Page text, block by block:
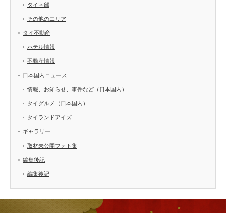
タイ南部
その他のエリア
タイ不動産
ホテル情報
不動産情報
日本国内ニュース
情報、お知らせ、事件など（日本国内）
タイグルメ（日本国内）
タイランドアイズ
ギャラリー
取材未公開フォト集
編集後記
編集後記